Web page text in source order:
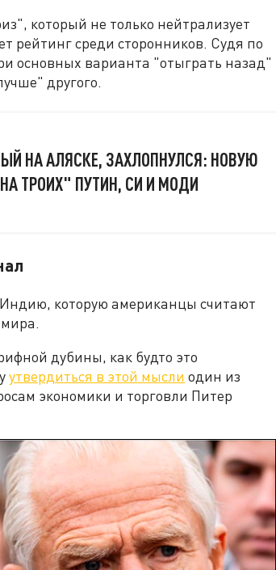
который не только нейтрализует
рейтинг среди сторонников. Судя по
основных варианта "отыграть назад"
другого.
НА АЛЯСКЕ, ЗАХЛОПНУЛСЯ: НОВУЮ
ТРОИХ" ПУТИН, СИ И МОДИ
которую американцы считают
дубины, как будто это
утвердиться в этой мысли один из
экономики и торговли Питер